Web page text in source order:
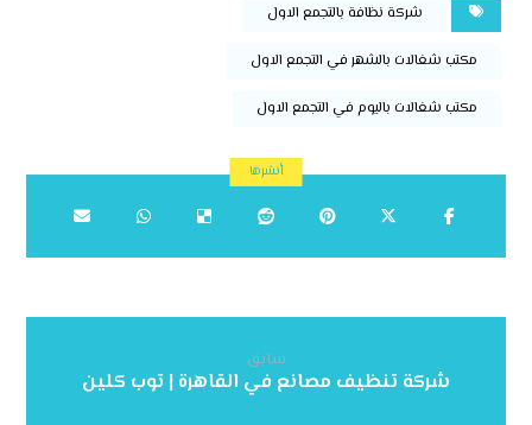
شركة نظافة بالتجمع الاول
مكتب شغالات بالشهر في التجمع الاول
مكتب شغالات باليوم في التجمع الاول
سابق
شركة تنظيف مصانع في القاهرة | توب كلين